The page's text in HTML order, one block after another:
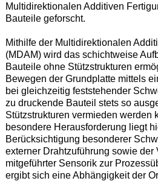
Multidirektionalen Additiven
Bauteile geforscht.
Mithilfe der Multidirektionalen
(MDAM) wird das schichtweise
Bauteile ohne Stützstrukturen
Bewegen der Grundplatte mittels
bei gleichzeitig feststehender
zu druckende Bauteil stets so
Stützstrukturen vermieden werden
besondere Herausforderung liegt
Berücksichtigung besonderer
externer Drahtzuführung sowie der
mitgeführter Sensorik zur
ergibt sich eine Abhängigkeit der